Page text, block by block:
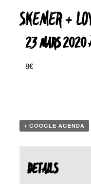
SKEMER +
23 MARS
8€
+ GOOGLE AGENDA
DETAILS